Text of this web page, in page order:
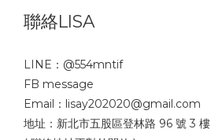
聯絡LISA
LINE： @554mntif
FB message
Email：lisay202020@gmail.com
地址：新北市五股區登林路 96 號 3 樓